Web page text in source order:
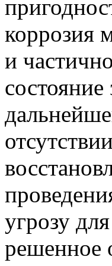
коррозия
и
состояние
угрозу
решенное